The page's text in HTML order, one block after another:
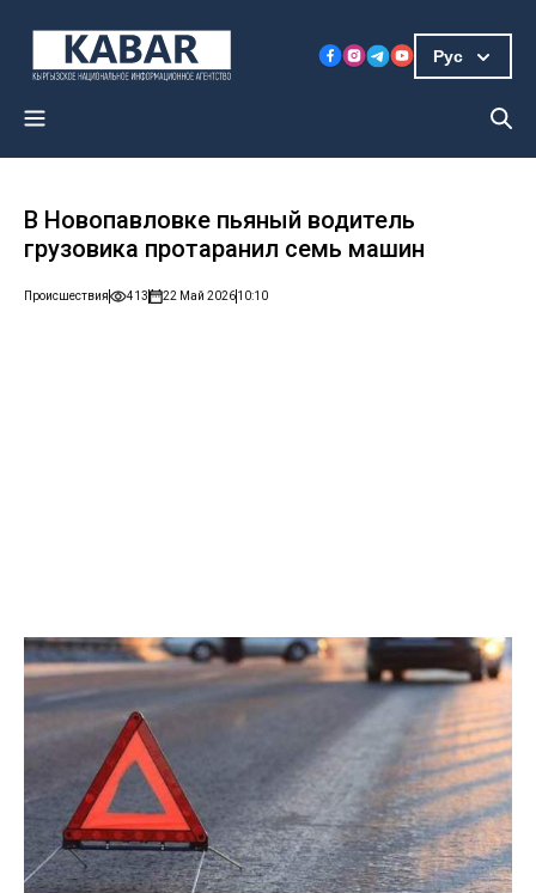
Рус
В Новопавловке пьяный водитель
грузовика протаранил семь машин
Происшествия 413 22 Май 202610:10